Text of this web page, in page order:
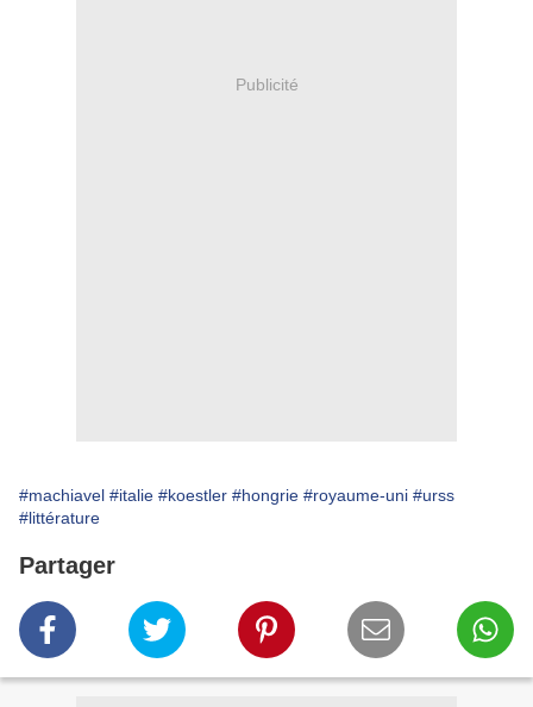
Publicité
#machiavel #italie #koestler #hongrie #royaume-uni #urss
#littérature
Partager